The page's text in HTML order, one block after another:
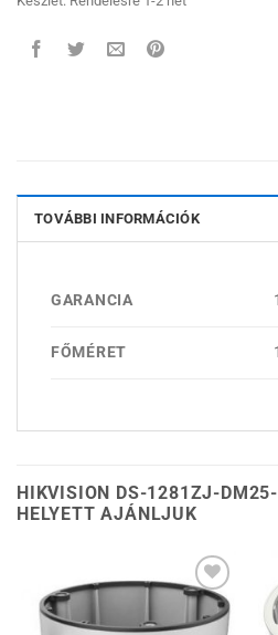
TOVÁBBI INFORMÁCIÓK
GARANCIA
FŐMÉRET
HIKVISION DS-1281ZJ-DM25-
HELYETT AJÁNLJUK